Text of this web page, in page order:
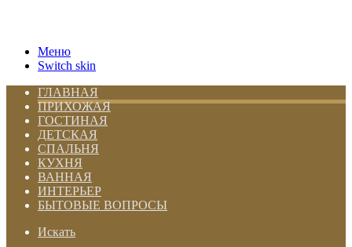
Меню
Switch skin
ГЛАВНАЯ
ПРИХОЖАЯ
ГОСТИНАЯ
ДЕТСКАЯ
СПАЛЬНЯ
КУХНЯ
ВАННАЯ
ИНТЕРЬЕР
БЫТОВЫЕ ВОПРОСЫ
Искать